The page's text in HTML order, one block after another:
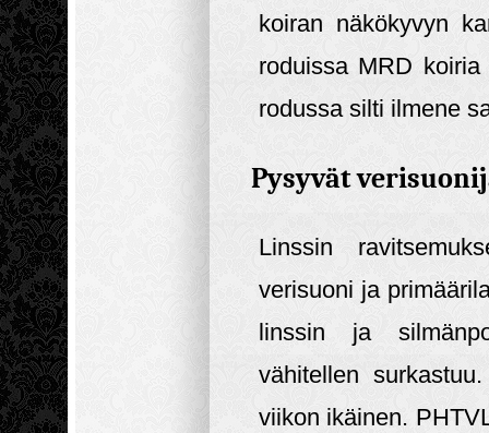
koiran näkökyvyn
roduissa MRD
rodussa silti ilmene
Pysyvät
Linssin
verisuoni ja
linssin ja
vähitellen
viikon ikäinen.